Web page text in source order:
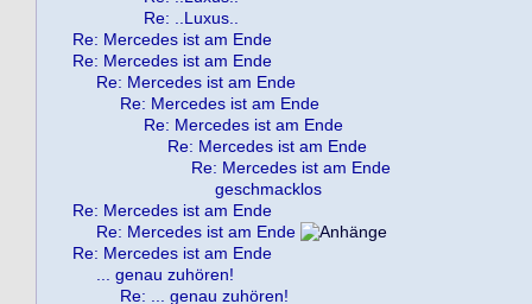
Re: ..Luxus..
Re: Mercedes ist am Ende
Re: Mercedes ist am Ende
Re: Mercedes ist am Ende
Re: Mercedes ist am Ende
Re: Mercedes ist am Ende
Re: Mercedes ist am Ende
Re: Mercedes ist am Ende
geschmacklos
Re: Mercedes ist am Ende
Re: Mercedes ist am Ende
Re: Mercedes ist am Ende
... genau zuhören!
Re: ... genau zuhören!